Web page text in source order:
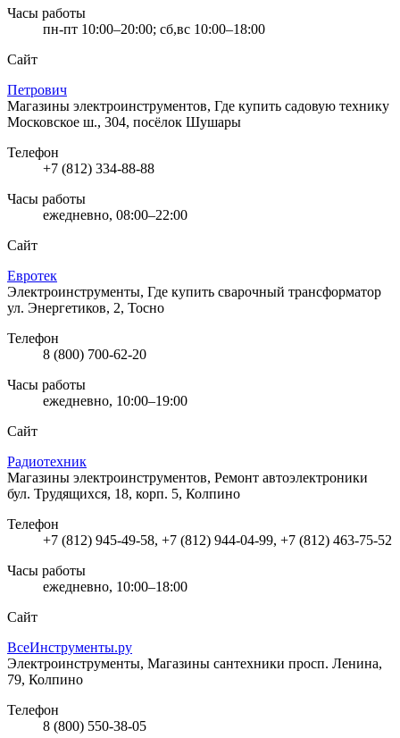
Часы работы
пн-пт 10:00–20:00; сб,вс 10:00–18:00
Сайт
Петрович
Магазины электроинструментов, Где купить садовую технику
Московское ш., 304, посёлок Шушары
Телефон
+7 (812) 334-88-88
Часы работы
ежедневно, 08:00–22:00
Сайт
Евротек
Электроинструменты, Где купить сварочный трансформатор
ул. Энергетиков, 2, Тосно
Телефон
8 (800) 700-62-20
Часы работы
ежедневно, 10:00–19:00
Сайт
Радиотехник
Магазины электроинструментов, Ремонт автоэлектроники
бул. Трудящихся, 18, корп. 5, Колпино
Телефон
+7 (812) 945-49-58, +7 (812) 944-04-99, +7 (812) 463-75-52
Часы работы
ежедневно, 10:00–18:00
Сайт
ВсеИнструменты.ру
Электроинструменты, Магазины сантехники просп. Ленина,
79, Колпино
Телефон
8 (800) 550-38-05